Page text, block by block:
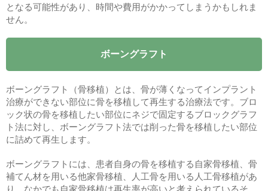
となる可能性があり、時間や費用がかかってしまうかもしれま
せん。
ボーングラフト
ボーングラフト（骨移植）とは、骨が薄くなってインプラント
治療ができない部位に骨を移植して再生する治療法です。ブロ
ック状の骨を移植したい部位にネジで固定するブロックグラフ
ト法に対し、ボーングラフト法では削った骨を移植したい部位
に詰めて再生します。
ボーングラフトには、患者自身の骨を移植する自家骨移植、骨
補てん材を用いる他家骨移植、人工骨を用いる人工骨移植があ
り、なかでも自家骨移植は再生率が高いと考えられているそ